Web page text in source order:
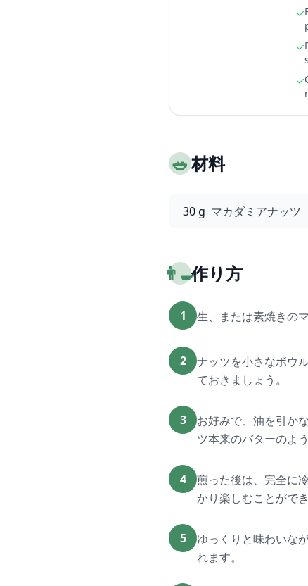
✓
✓
✓
🥗材料
30 g マカダミアナッツ
👨‍🍳作り方
1 生、または素焼きの
2
ナッツを小さなボウ
ておきましょう。
3
お好みで、油を引か
ツ本来のバターのよ
4
煎った後は、完全に
かり楽しむことができ
5
ゆっくりと味わいな
れます。